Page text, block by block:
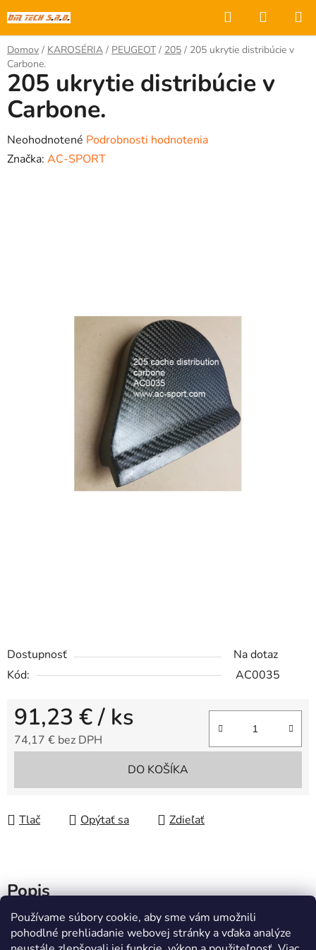
Používame súbory cookie, aby sme vám umožnili
pohodlné prehliadanie webovej stránky a vďaka analýze
na
obsah
Hľadať
KOŠÍK
Domov / KAROSÉRIA / PEUGEOT / 205 / 205 ukrytie distribúcie v
Carbone.
Dostupnosť
Na dotaz
Kód:
AC0035
91,23 €/ ks
74,17 € bez DPH
DO KOŠÍKA
Tlač Opýtať sa Zdieľať
205 ukrytie distribúcie v
Carbone.
Priemerné
hodnotenie
Neohodnotené Podrobnosti hodnotenia
Značka: AC-SPORT
Popis
Diskusia